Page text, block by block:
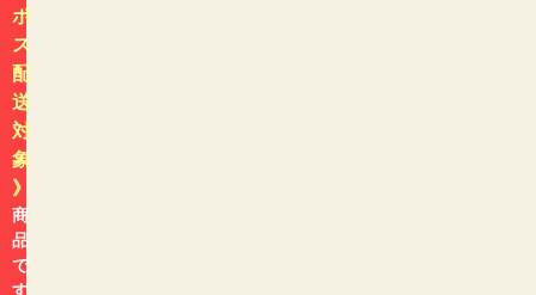
ポ
ス
配
送
対
象
》
商
品
で
す